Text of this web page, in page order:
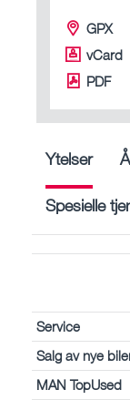
GPX
vCard
PDF
Ytelser
Spesielle
Service
Salg av nye
MAN TopUsed